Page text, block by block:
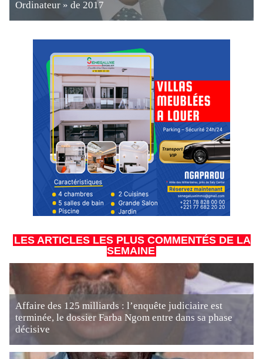
Ordinateur » de 2017
LES ARTICLES LES PLUS COMMENTÉS DE LA
SEMAINE
Affaire des 125 milliards : l’enquête judiciaire est
terminée, le dossier Farba Ngom entre dans sa phase
décisive